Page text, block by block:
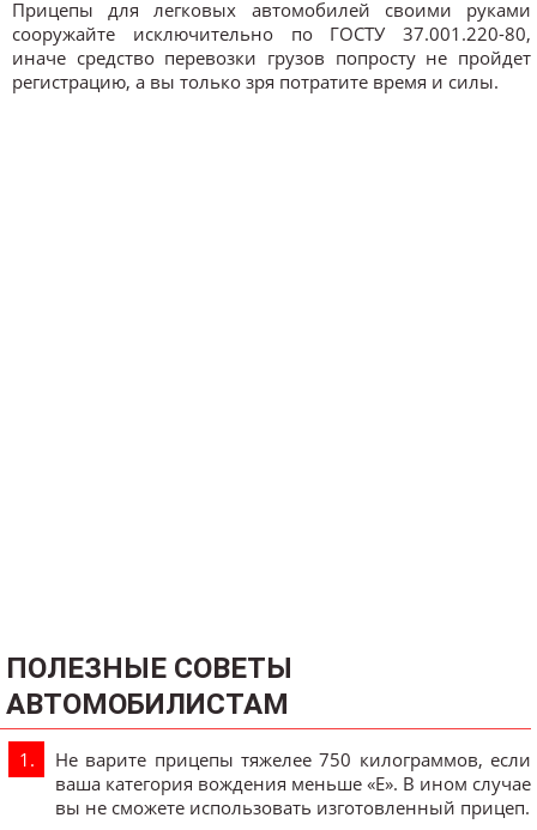
Прицепы для легковых автомобилей своими руками
сооружайте исключительно по ГОСТУ 37.001.220-80,
иначе средство перевозки грузов попросту не пройдет
регистрацию, а вы только зря потратите время и силы.
ПОЛЕЗНЫЕ СОВЕТЫ
АВТОМОБИЛИСТАМ
Не варите прицепы тяжелее 750 килограммов, если
ваша категория вождения меньше «Е». В ином случае
вы не сможете использовать изготовленный прицеп.